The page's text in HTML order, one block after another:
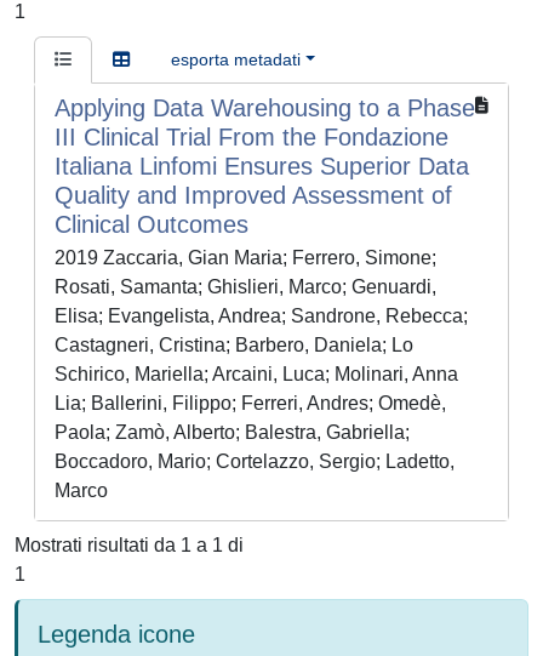
1
esporta metadati
Applying Data Warehousing to a Phase
III Clinical Trial From the Fondazione
Italiana Linfomi Ensures Superior Data
Quality and Improved Assessment of
Clinical Outcomes
2019 Zaccaria, Gian Maria; Ferrero, Simone;
Rosati, Samanta; Ghislieri, Marco; Genuardi,
Elisa; Evangelista, Andrea; Sandrone, Rebecca;
Castagneri, Cristina; Barbero, Daniela; Lo
Schirico, Mariella; Arcaini, Luca; Molinari, Anna
Lia; Ballerini, Filippo; Ferreri, Andres; Omedè,
Paola; Zamò, Alberto; Balestra, Gabriella;
Boccadoro, Mario; Cortelazzo, Sergio; Ladetto,
Marco
Mostrati risultati da 1 a 1 di
1
Legenda icone